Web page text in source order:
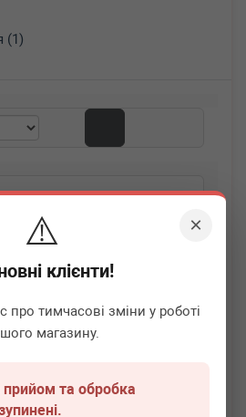
×
⚠️
клієнти!
тимчасові зміни у роботі
магазину.
прийом та обробка
(1)